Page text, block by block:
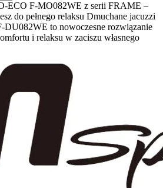
ECO F-MO082WE z serii FRAME –
do pełnego relaksu Dmuchane jacuzzi
DU082WE to nowoczesne rozwiązanie
i relaksu w zaciszu własnego